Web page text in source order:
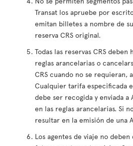
Transat los apruebe por
emitan billetes a nombre de
reserva CRS original.
Todas las reservas CRS
reglas arancelarias o
CRS cuando no se requieran,
Cualquier tarifa especificada
debe ser recogida y enviada a
en las reglas arancelarias. Si
resultar en la emisión de una
Los agentes de viaje no